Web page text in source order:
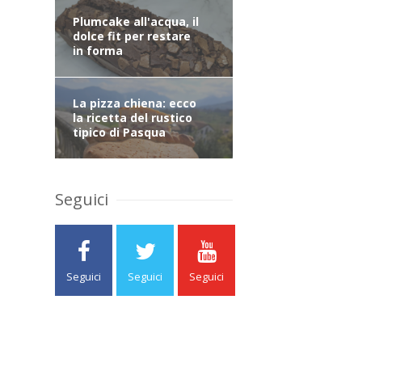
Plumcake all'acqua, il
dolce fit per restare
in forma
La pizza chiena: ecco
la ricetta del rustico
tipico di Pasqua
Seguici
Seguici Seguici Seguici